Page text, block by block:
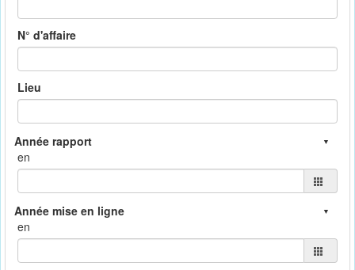
N° d'affaire
Lieu
en
en